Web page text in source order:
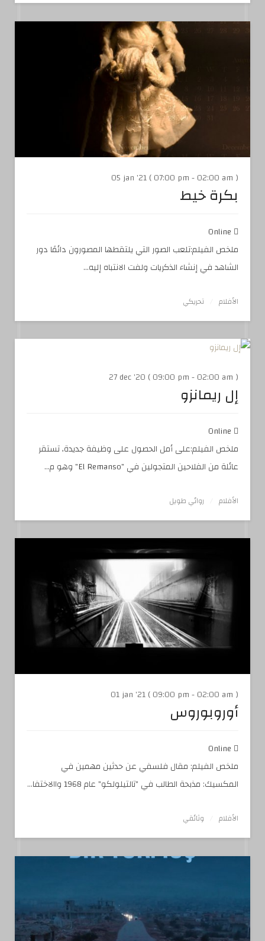
05 jan '21 ( 07:00 pm - 02:00 am )
بكرة خيط
ملخص الفيلم:تلعب الصور التي يلتقطها المصورون دائمًا دور
الشاهد في إنشاء الذكريات ولفت الانتباه إليه...
الأفلام تحريكي
27 dec '20 ( 09:00 pm - 02:00 am )
إل ريمانزو
ملخص الفيلم:على أمل الحصول على وظيفة جديدة، تستقر
عائلة من الفلاحين المتجولين في "El Remanso" وهو م...
الأفلام روائي طويل
01 jan '21 ( 09:00 pm - 02:00 am )
أوروبوروس
ملخص الفيلم: مقال فلسفي عن حدثين مهمين في
المكسيك: مذبحة الطالب في "تالتيلولكو" عام 1968 واالاختفا...
الأفلام وثائقي